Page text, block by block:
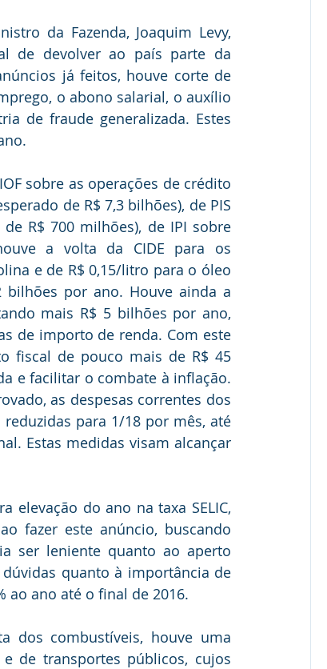
da Fazenda, Joaquim Levy,
de devolver ao país parte da
já feitos, houve corte de
o abono salarial, o auxílio
de fraude generalizada. Estes
sobre as operações de crédito
de R$ 7,3 bilhões), de PIS
R$ 700 milhões), de IPI sobre
a volta da CIDE para os
e de R$ 0,15/litro para o óleo
bilhões por ano. Houve ainda a
mais R$ 5 bilhões por ano,
de importo de renda. Com este
fiscal de pouco mais de R$ 45
e facilitar o combate à inflação.
as despesas correntes dos
para 1/18 por mês, até
Estas medidas visam alcançar
elevação do ano na taxa SELIC,
fazer este anúncio, buscando
ser leniente quanto ao aperto
quanto à importância de
ao ano até o final de 2016.
dos combustíveis, houve uma
de transportes públicos, cujos